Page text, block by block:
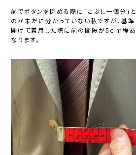
前でボタンを閉める際に「こぶし一個分」
のか未だに分かっていない私ですが、基準
開けて着用した際に前の間隔が5ｃｍ程
なります。